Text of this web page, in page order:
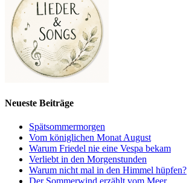
Neueste Beiträge
Spätsommermorgen
Vom königlichen Monat August
Warum Friedel nie eine Vespa bekam
Verliebt in den Morgenstunden
Warum nicht mal in den Himmel hüpfen?